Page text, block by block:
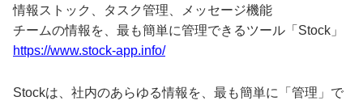
情報ストック、タスク管理、メッセージ機能
チームの情報を、最も簡単に管理できるツール「Stock」
https://www.stock-app.info/
Stockは、社内のあらゆる情報を、最も簡単に「管理」で